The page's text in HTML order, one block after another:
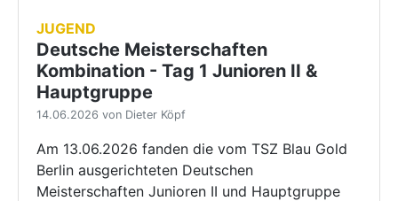
JUGEND
Deutsche Meisterschaften
Kombination - Tag 1 Junioren II &
Hauptgruppe
14.06.2026 von Dieter Köpf
Am 13.06.2026 fanden die vom TSZ Blau Gold
Berlin ausgerichteten Deutschen
Meisterschaften Junioren II und Hauptgruppe